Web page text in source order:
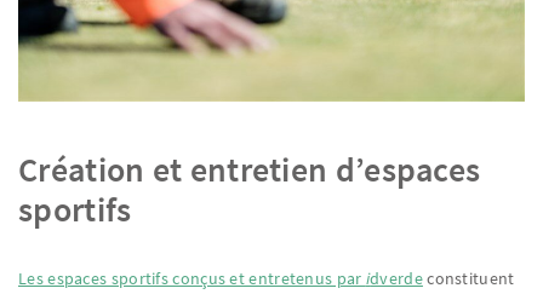
Création et entretien d’espaces
sportifs
Les espaces sportifs conçus et entretenus par idverdeconstituent